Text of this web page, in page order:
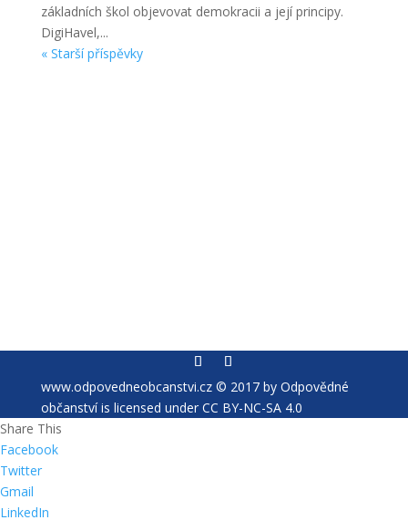
základních škol objevovat demokracii a její principy.
DigiHavel,...
« Starší příspěvky
www.odpovedneobcanstvi.cz © 2017 by Odpovědné
občanství is licensed under CC BY-NC-SA 4.0
Share This
Facebook
Twitter
Gmail
LinkedIn